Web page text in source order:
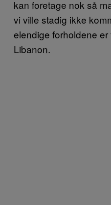
kan foretage nok så
vi ville stadig ikke
elendige forholdene
Libanon.